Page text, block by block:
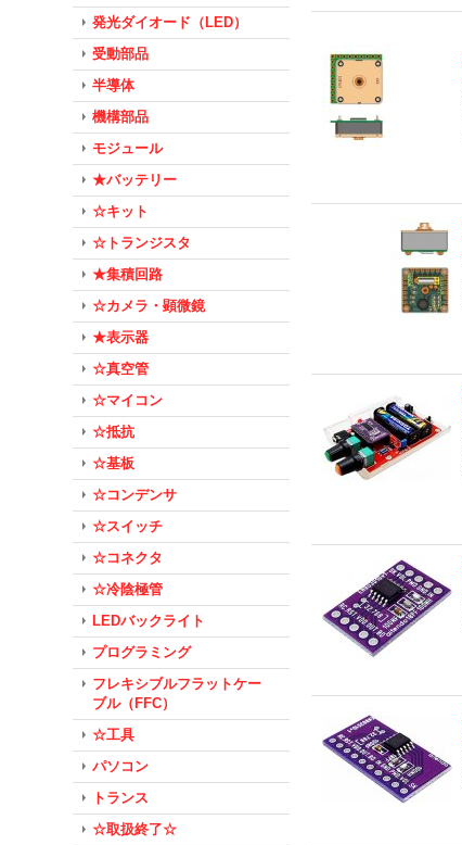
発光ダイオード（LED）
受動部品
半導体
機構部品
モジュール
★バッテリー
☆キット
☆トランジスタ
★集積回路
☆カメラ・顕微鏡
★表示器
☆真空管
☆マイコン
☆抵抗
☆基板
☆コンデンサ
☆スイッチ
☆コネクタ
☆冷陰極管
LEDバックライト
プログラミング
フレキシブルフラットケー
ブル（FFC）
☆工具
パソコン
トランス
☆取扱終了☆